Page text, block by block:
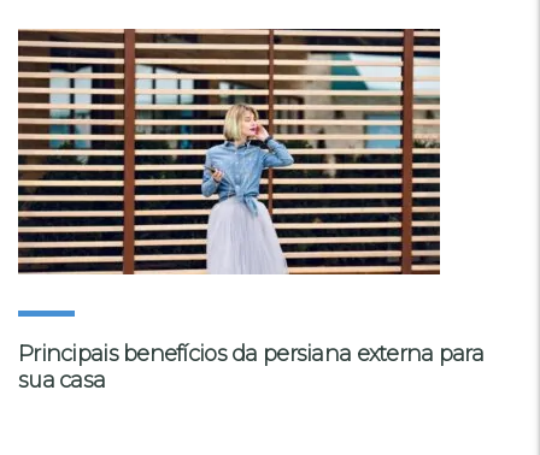
Principais benefícios da persiana externa para
sua casa